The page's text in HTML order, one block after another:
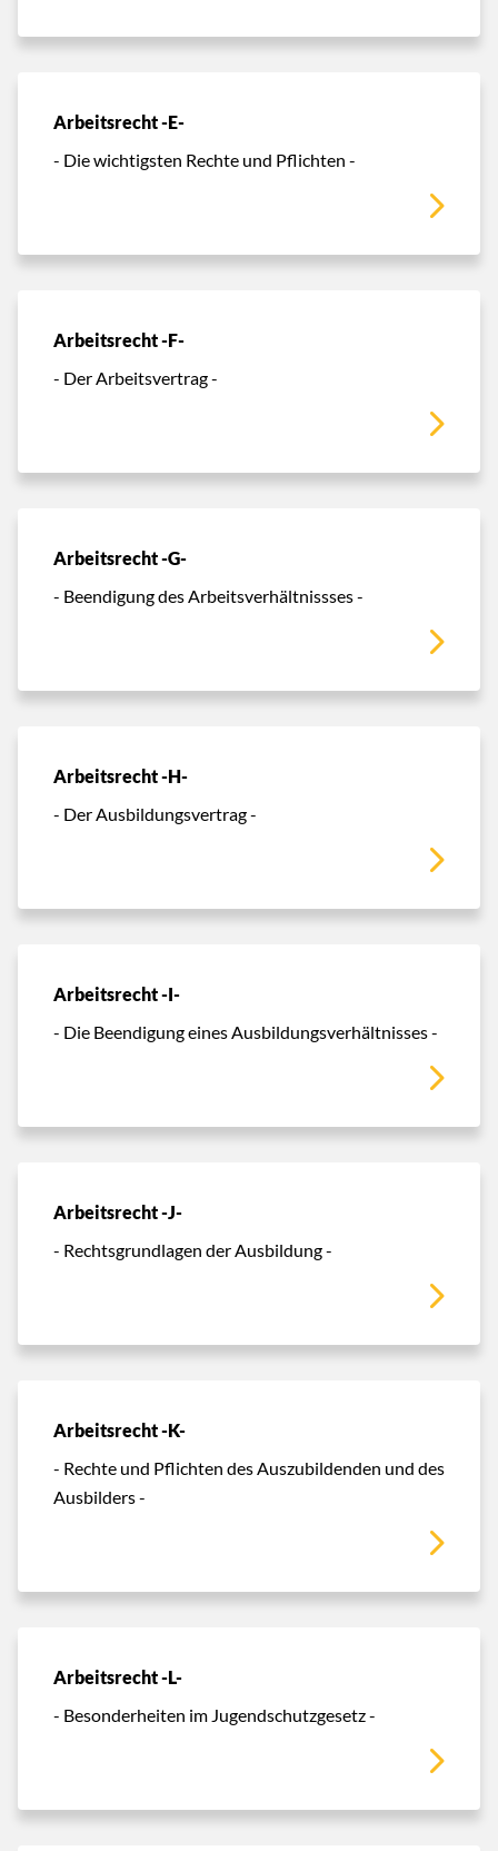
Arbeitsrecht -E-
- Die wichtigsten Rechte und Pflichten -
Arbeitsrecht -F-
- Der Arbeitsvertrag -
Arbeitsrecht -G-
- Beendigung des Arbeitsverhältnissses -
Arbeitsrecht -H-
- Der Ausbildungsvertrag -
Arbeitsrecht -I-
- Die Beendigung eines Ausbildungsverhältnisses -
Arbeitsrecht -J-
- Rechtsgrundlagen der Ausbildung -
Arbeitsrecht -K-
- Rechte und Pflichten des Auszubildenden und des
Ausbilders -
Arbeitsrecht -L-
- Besonderheiten im Jugendschutzgesetz -